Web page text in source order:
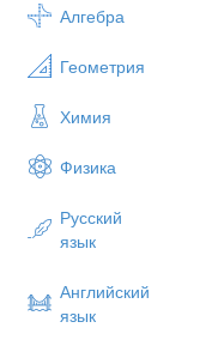
Алгебра
Геометрия
Химия
Физика
Русский
язык
Английский
язык